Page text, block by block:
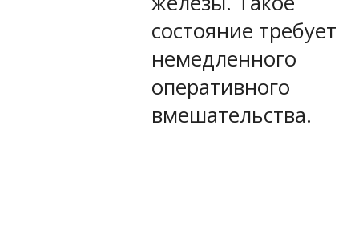
состояние требует
немедленного
оперативного
вмешательства.